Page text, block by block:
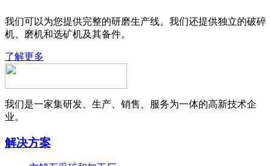
我们可以为您提供完整的研磨生产线。我们还提供独立的破碎
机、磨机和选矿机及其备件。
了解更多
我们是一家集研发、生产、销售、服务为一体的高新技术企
业。
解决方案